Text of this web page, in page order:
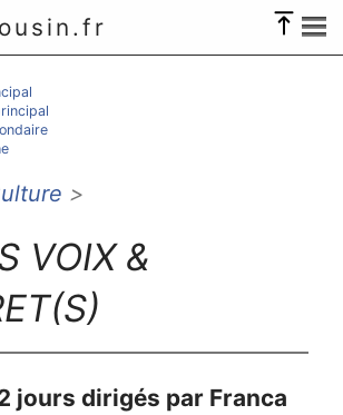
>
VOIX &
jours dirigés par Franca